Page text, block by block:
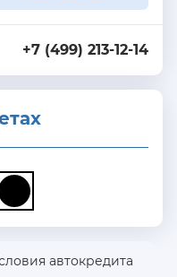
+7 (499) 213-12-14
автокредита